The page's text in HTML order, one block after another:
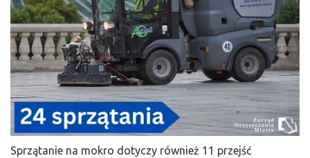
Sprzątanie na mokro dotyczy również 11 przejść